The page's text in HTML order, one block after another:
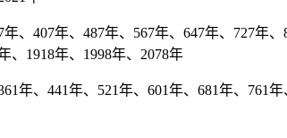
407年、487年、567年、647年、727年、
、1918年、1998年、2078年
、441年、521年、601年、681年、761